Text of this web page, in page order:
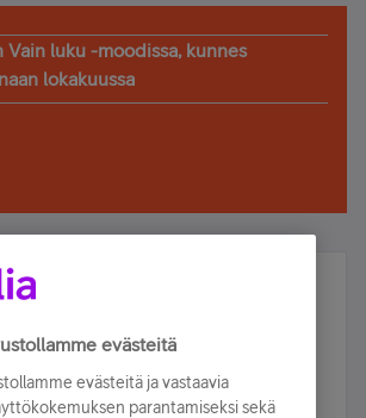
Vain luku -moodissa, kunnes
lokakuussa
– osallistu ja voita!
ja olet mukana arvonnassa.
evästeitä
evästeitä ja vastaavia
parantamiseksi sekä